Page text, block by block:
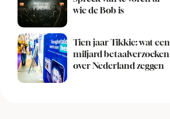
wie de Bob is
Tien jaar Tikkie: wat een
miljard betaalverzoeken
over Nederland zeggen